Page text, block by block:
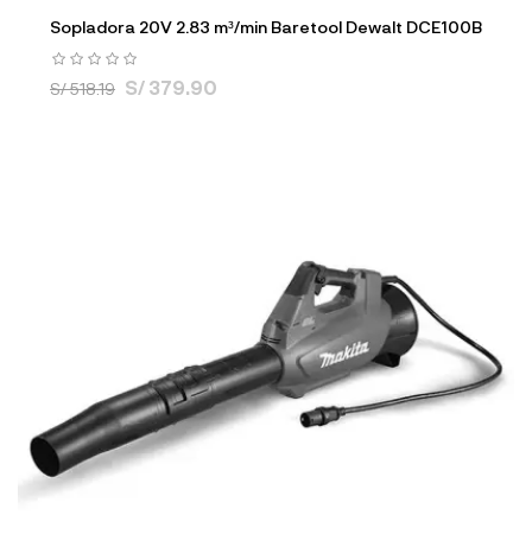
Sopladora 20V 2.83 m³/min Baretool Dewalt DCE100B
S/ 518.19 S/ 379.90